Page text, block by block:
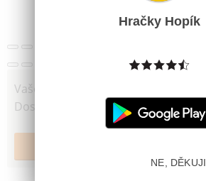
Vaše cena
Dostupnost
Hračky Hopík
NE, DĚKUJI